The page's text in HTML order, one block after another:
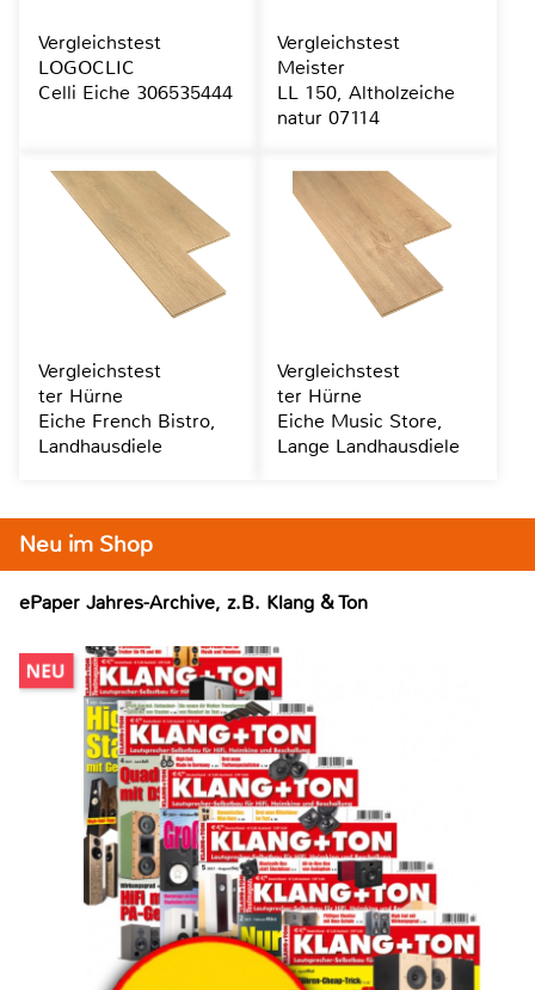
Neu im Shop
ePaper Jahres-Archive, z.B. Klang & Ton
Vergleichstest
LOGOCLIC
Celli Eiche 306535444
Vergleichstest
Meister
LL 150, Altholzeiche
natur 07114
Vergleichstest
ter Hürne
Eiche French Bistro,
Landhausdiele
Vergleichstest
ter Hürne
Eiche Music Store,
Lange Landhausdiele